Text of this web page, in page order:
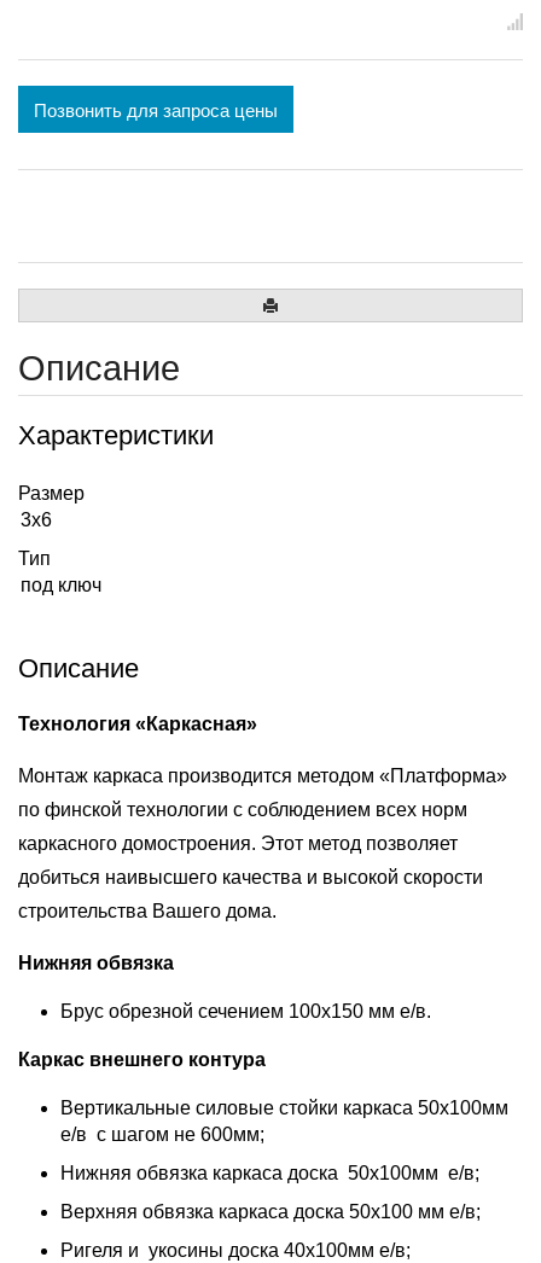
Позвонить для запроса цены
Описание
Характеристики
Размер
3х6
Тип
под ключ
Описание
Технология «Каркасная»
Монтаж каркаса производится методом «Платформа»
по финской технологии с соблюдением всех норм
каркасного домостроения. Этот метод позволяет
добиться наивысшего качества и высокой скорости
строительства Вашего дома.
Нижняя обвязка
Брус обрезной сечением 100х150 мм е/в.
Каркас внешнего контура
Вертикальные силовые стойки каркаса 50х100мм
е/в с шагом не 600мм;
Нижняя обвязка каркаса доска 50х100мм е/в;
Верхняя обвязка каркаса доска 50х100 мм е/в;
Ригеля и укосины доска 40х100мм е/в;